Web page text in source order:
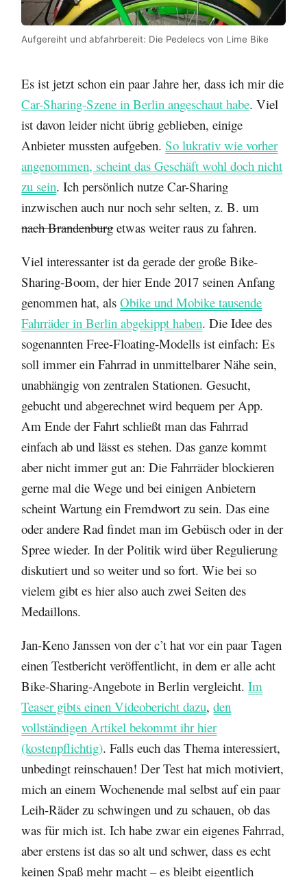
Aufgereiht und abfahrbereit: Die Pedelecs von Lime Bike
Es ist jetzt schon ein paar Jahre her, dass ich mir die
Car-Sharing-Szene in Berlin angeschaut habe. Viel
ist davon leider nicht übrig geblieben, einige
Anbieter mussten aufgeben.So lukrativ wie vorher
angenommen, scheint das Geschäft wohl doch nicht
zu sein. Ich persönlich nutze Car-Sharing
inzwischen auch nur noch sehr selten, z. B. um
nach Brandenburgetwas weiter raus zu fahren.
Viel interessanter ist da gerade der große Bike-
Sharing-Boom, der hier Ende 2017 seinen Anfang
genommen hat, alsObike und Mobike tausende
Fahrräder in Berlin abgekippt haben. Die Idee des
sogenannten Free-Floating-Modells ist einfach: Es
soll immer ein Fahrrad in unmittelbarer Nähe sein,
unabhängig von zentralen Stationen. Gesucht,
gebucht und abgerechnet wird bequem per App.
Am Ende der Fahrt schließt man das Fahrrad
einfach ab und lässt es stehen. Das ganze kommt
aber nicht immer gut an: Die Fahrräder blockieren
gerne mal die Wege und bei einigen Anbietern
scheint Wartung ein Fremdwort zu sein. Das eine
oder andere Rad findet man im Gebüsch oder in der
Spree wieder. In der Politik wird über Regulierung
diskutiert und so weiter und so fort. Wie bei so
vielem gibt es hier also auch zwei Seiten des
Medaillons.
Jan-Keno Janssen von der c’t hat vor ein paar Tagen
einen Testbericht veröffentlicht, in dem er alle acht
Bike-Sharing-Angebote in Berlin vergleicht.Im
Teaser gibts einen Videobericht dazu,den
vollständigen Artikel bekommt ihr hier
(kostenpflichtig). Falls euch das Thema interessiert,
unbedingt reinschauen! Der Test hat mich motiviert,
mich an einem Wochenende mal selbst auf ein paar
Leih-Räder zu schwingen und zu schauen, ob das
was für mich ist. Ich habe zwar ein eigenes Fahrrad,
aber erstens ist das so alt und schwer, dass es echt
keinen Spaß mehr macht – es bleibt eigentlich